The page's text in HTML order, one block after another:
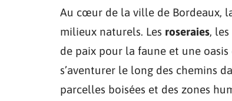
Au cœur de la ville de Bordeaux,
milieux naturels. Les roseraies,
de paix pour la faune et une
s’aventurer le long des chemins
parcelles boisées et des zones